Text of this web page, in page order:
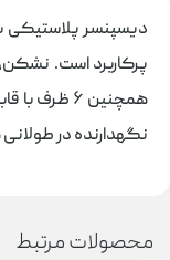
دیسپنسر پلاستیکی
پرکاربرد است.
همچنین ۶ ظرف با قابلیت جا به جایی در این دیسپنسر قرار می گیرند. درب این دیسپنسر روم
نگهدارنده در
محصولات مرتبط